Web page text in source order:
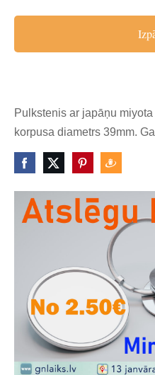
Pulkstenis ar japāņu
korpusa diametrs 39mm.